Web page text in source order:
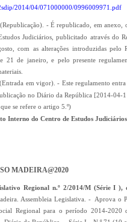
2014/04/071000000/0996009971.pdf
- É republicado, em anexo,
Judiciários, publicitado através do
com as alterações introduzidas pelo
21 de janeiro, e pelo presente
em vigor). - Este regulamento
no Diário da República [2014-04-
se refere o artigo 5.º)
Interno do Centro de Estudos
MADEIRA@2020
Regional n.º 2/2014/M (Série I ),
Assembleia Legislativa. - Aprova o
Regional para o período 2014-2020